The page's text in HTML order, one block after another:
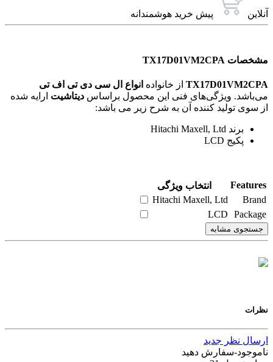
آنلاین پیش خرید هوشمندانه
مشخصات TX17D01VM2CPA
TX17D01VM2CPA از خانواده انواع ال سی دی تی اف تی
می‌باشد. ویژگی‌های فنی این محصول براساس دیتاشیت ارایه شده
از سوی تولید کننده آن به شرح زیر می باشد:
برند Hitachi Maxell, Ltd
پکیج LCD
Features
انتخاب ویژگی
Brand
Hitachi Maxell, Ltd
Package
LCD
جستجوی مشابه
نظرات
ارسال نظر جدید
ناموجود-سفارش دهید